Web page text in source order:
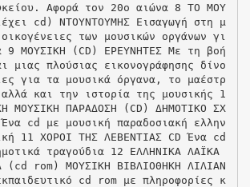
Αφορά τον 20ο αιώνα 8 ΤΟ ΜΟΥ
cd) ΝΤΟΥΝΤΟΥΜΗΣ Εισαγωγή στη μ
των μουσικών οργάνων γι
9 ΜΟΥΣΙΚΗ (CD) ΕΡΕΥΝΗΤΕΣ Με τη βοή
μιας πλούσιας εικονογράφησης δίνο
για τα μουσικά όργανα, το μαέστρ
και την ιστορία της μουσικής 1
ΜΟΥΣΙΚΗ ΠΑΡΑΔΟΣΗ (CD) ΔΗΜΟΤΙΚΟ ΣΧ
cd με μουσική παραδοσιακή ελλην
11 ΧΟΡΟΙ ΤΗΣ ΛΕΒΕΝΤΙΑΣ CD Ένα cd
τραγούδια 12 ΕΛΛΗΝΙΚΑ ΛΑΪΚΑ
(cd ­rom) ΜΟΥΣΙΚΗ ΒΙΒΛΙΟΘΗΚΗ ΛΙΛΙΑΝ
cd­ rom με πληροφορίες κ